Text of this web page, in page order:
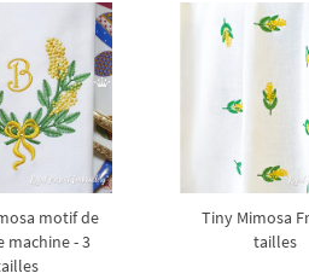
motif de
machine - 3
Tiny Mimosa
tailles